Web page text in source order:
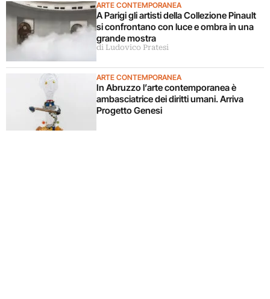
ARTE CONTEMPORANEA
A Parigi gli artisti della Collezione Pinault
si confrontano con luce e ombra in una
grande mostra
di Ludovico Pratesi
ARTE CONTEMPORANEA
In Abruzzo l’arte contemporanea è
ambasciatrice dei diritti umani. Arriva
Progetto Genesi